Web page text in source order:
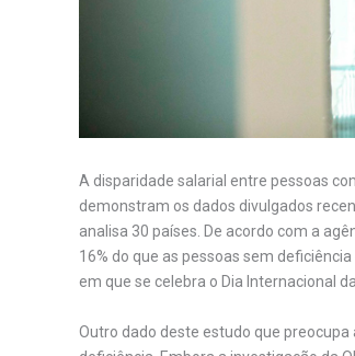
A disparidade salarial entre pessoas
demonstram os dados divulgados
analisa 30 países. De acordo com a
16% do que as pessoas sem
em que se celebra o Dia Internacional
Outro dado deste estudo que